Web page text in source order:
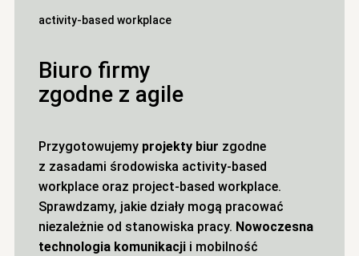
activity-based workplace
Biuro firmy
zgodne z agile
Przygotowujemy projekty biur zgodne
z zasadami środowiska activity-based
workplace oraz project-based workplace.
Sprawdzamy, jakie działy mogą pracować
niezależnie od stanowiska pracy. Nowoczesna
technologia komunikacji i mobilność